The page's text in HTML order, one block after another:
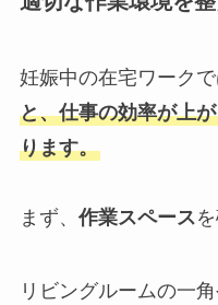
妊娠中の在宅ワークで
と、仕事の効率が上
ります。
まず、 作業スペース
リビングルームの一